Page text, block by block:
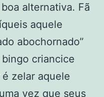
alternativa. Fã
aquele
abochornado”
criancice
zelar aquele
vez que seus